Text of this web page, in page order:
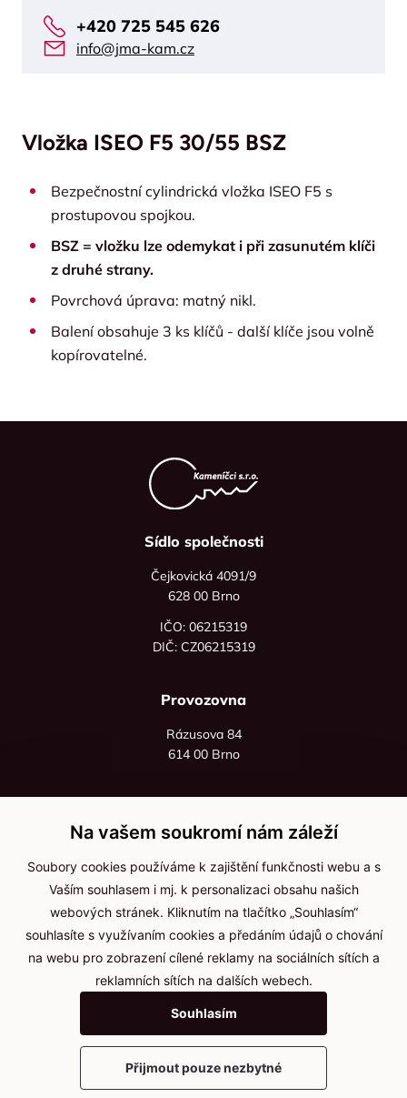
+420 725 545 626
info@jma-kam.cz
Vložka ISEO F5 30/55 BSZ
Bezpečnostní cylindrická vložka ISEO F5 s
prostupovou spojkou.
BSZ = vložku lze odemykat i při zasunutém klíči
z druhé strany.
Povrchová úprava: matný nikl.
Balení obsahuje 3 ks klíčů - další klíče jsou volně
kopírovatelné.
Sídlo společnosti
Čejkovická 4091/9
628 00 Brno
IČO: 06215319
DIČ: CZ06215319
Provozovna
Rázusova 84
614 00 Brno
+420 736 535 066
Po - pá: 8:00 - 16:00
info@jma-kam.cz
Důležité informace
Ochrana osobních údajů
Cookies
2025 © Kameníčci s.r.o.
Na vašem soukromí nám záleží
Soubory cookies používáme k zajištění funkčnosti webu a s
Vaším souhlasem i mj. k personalizaci obsahu našich
webových stránek. Kliknutím na tlačítko „Souhlasím“
souhlasíte s využívaním cookies a předáním údajů o chování
na webu pro zobrazení cílené reklamy na sociálních sítích a
reklamních sítích na dalších webech.
Souhlasím
Přijmout pouze nezbytné